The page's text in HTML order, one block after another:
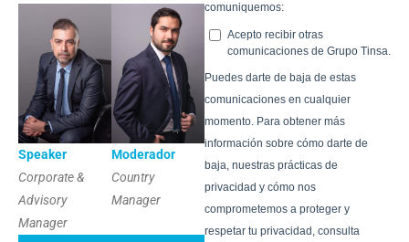
Speaker
Corporate &
Advisory
Manager
Moderador
Country
Manager